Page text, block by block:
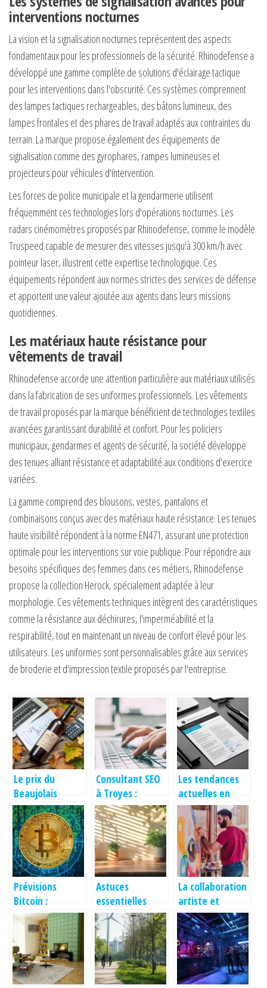
interventions nocturnes
La vision et la signalisation nocturnes représentent des aspects
fondamentaux pour les professionnels de la sécurité. Rhinodefense a
développé une gamme complète de solutions d'éclairage tactique
pour les interventions dans l'obscurité. Ces systèmes comprennent
des lampes tactiques rechargeables, des bâtons lumineux, des
lampes frontales et des phares de travail adaptés aux contraintes du
terrain. La marque propose également des équipements de
signalisation comme des gyrophares, rampes lumineuses et
projecteurs pour véhicules d'intervention.
Les forces de police municipale et la gendarmerie utilisent
fréquemment ces technologies lors d'opérations nocturnes. Les
radars cinémomètres proposés par Rhinodefense, comme le modèle
Truspeed capable de mesurer des vitesses jusqu'à 300 km/h avec
pointeur laser, illustrent cette expertise technologique. Ces
équipements répondent aux normes strictes des services de défense
et apportent une valeur ajoutée aux agents dans leurs missions
quotidiennes.
Les matériaux haute résistance pour
vêtements de travail
Rhinodefense accorde une attention particulière aux matériaux utilisés
dans la fabrication de ses uniformes professionnels. Les vêtements
de travail proposés par la marque bénéficient de technologies textiles
avancées garantissant durabilité et confort. Pour les policiers
municipaux, gendarmes et agents de sécurité, la société développe
des tenues alliant résistance et adaptabilité aux conditions d'exercice
variées.
La gamme comprend des blousons, vestes, pantalons et
combinaisons conçus avec des matériaux haute résistance. Les tenues
haute visibilité répondent à la norme EN471, assurant une protection
optimale pour les interventions sur voie publique. Pour répondre aux
besoins spécifiques des femmes dans ces métiers, Rhinodefense
propose la collection Herock, spécialement adaptée à leur
morphologie. Ces vêtements techniques intègrent des caractéristiques
comme la résistance aux déchirures, l'imperméabilité et la
respirabilité, tout en maintenant un niveau de confort élevé pour les
utilisateurs. Les uniformes sont personnalisables grâce aux services
de broderie et d'impression textile proposés par l'entreprise.
Le prix du
Beaujolais
Nouveau :
évolution et
tendances
Consultant SEO
à Troyes :
Boostez votre
Visibilité en
Ligne avec un
Expert dans
l’Aube
Les tendances
actuelles en
matière de
design de CV
Prévisions
Bitcoin :
Décryptage des
tendances et
outils clés
Astuces
essentielles
pour une
décoration
intérieure
réussie
La collaboration
artiste et
marque : une
alliance créative
au service de
l’innovation